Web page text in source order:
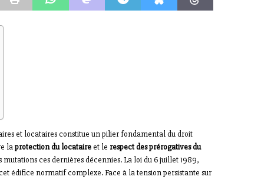
et locataires constitue un pilier fondamental du droit
laprotection du locataireet le respect des prérogatives du
ces dernières décennies. La loi du 6 juillet 1989,
édifice normatif complexe. Face à la tension persistante sur